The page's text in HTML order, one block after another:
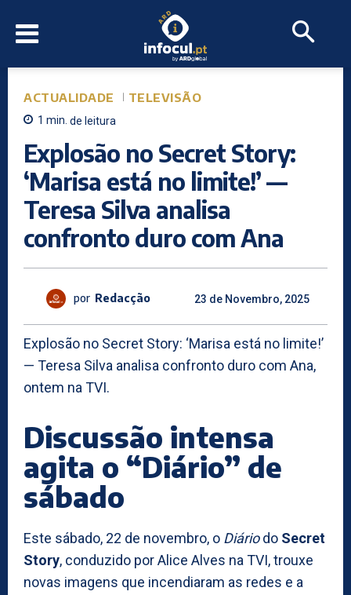
ACTUALIDADE TELEVISÃO
1 min. de leitura
Explosão no Secret Story:
‘Marisa está no limite!’ —
Teresa Silva analisa
confronto duro com Ana
por Redacção 23 de Novembro, 2025
Explosão no Secret Story: ‘Marisa está no limite!’
— Teresa Silva analisa confronto duro com Ana,
ontem na TVI.
Discussão intensa
agita o “Diário” de
sábado
Este sábado, 22 de novembro, o Diáriodo Secret
Story, conduzido por Alice Alves na TVI, trouxe
novas imagens que incendiaram as redes e a